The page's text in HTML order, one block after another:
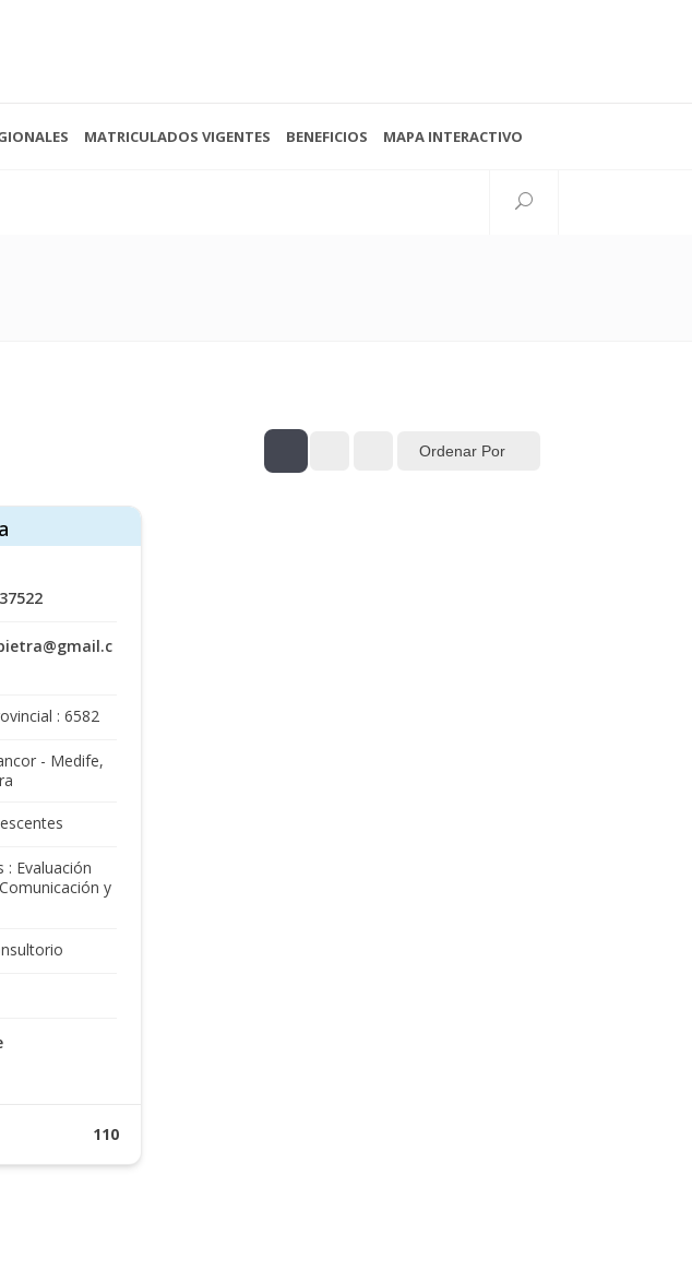
Av. 38 N°997 esq. 15
Seguinos
MATRICULADOS VIGENTES BENEFICIOS MAPA INTERACTIVO
Ordenar Por
: 6582
- Medife,
: Evaluación
y
110